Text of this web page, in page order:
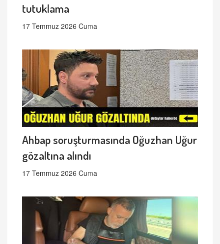
tutuklama
17 Temmuz 2026 Cuma
Ahbap soruşturmasında Oğuzhan Uğur
gözaltına alındı
17 Temmuz 2026 Cuma